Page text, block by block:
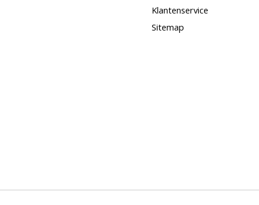
Klantenservice
Sitemap